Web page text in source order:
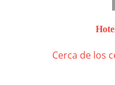
Cerca de los